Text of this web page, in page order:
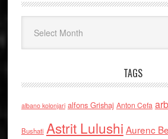
TAGS
albano kolonjari alfons Grishaj Anton Cefa
Bushati Astrit Lulushi Aurenc